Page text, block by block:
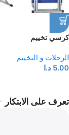
كرسي تخييم
الرحلات و التخييم
5.00 د.ا
تعرف على الابتكار